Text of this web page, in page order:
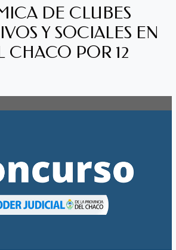
DE CLUBES
Y SOCIALES EN
CHACO POR 12